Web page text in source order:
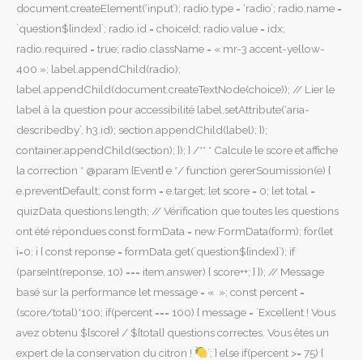
document.createElement(‘input’); radio.type = ‘radio’; radio.name =
`question${index}`; radio.id = choiceId; radio.value = idx;
radio.required = true; radio.className = « mr-3 accent-yellow-
400 »; label.appendChild(radio);
label.appendChild(document.createTextNode(choice)); // Lier le
label à la question pour accessibilité label.setAttribute(‘aria-
describedby’, h3.id); section.appendChild(label); });
container.appendChild(section); }); } /** * Calcule le score et affiche
la correction * @param {Event} e */ function gererSoumission(e) {
e.preventDefault; const form = e.target; let score = 0; let total =
quizData.questions.length; // Vérification que toutes les questions
ont été répondues const formData = new FormData(form); for(let
i=0; i { const reponse = formData.get(`question${index}`); if
(parseInt(reponse, 10) === item.answer) { score++; } }); // Message
basé sur la performance let message = « »; const percent =
(score/total)*100; if(percent === 100) { message = `Excellent ! Vous
avez obtenu ${score} / ${total} questions correctes. Vous êtes un
expert de la conservation du citron !
`; } else if(percent >= 75) {